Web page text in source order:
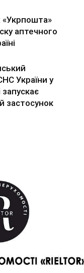
«Укрпошта»
аптечного
України у
застосунок